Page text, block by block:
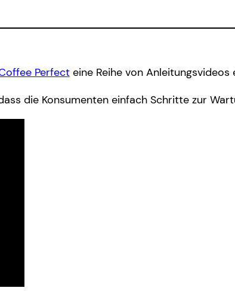
Perfecteine Reihe von Anleitungsvideos
die Konsumenten einfach Schritte zur